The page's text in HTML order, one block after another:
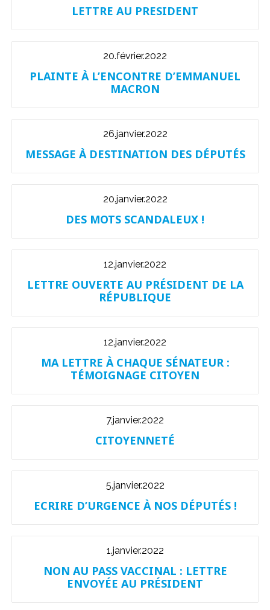
LETTRE AU PRESIDENT
20.février.2022
PLAINTE À L’ENCONTRE D’EMMANUEL
MACRON
26.janvier.2022
MESSAGE À DESTINATION DES DÉPUTÉS
20.janvier.2022
DES MOTS SCANDALEUX !
12.janvier.2022
LETTRE OUVERTE AU PRÉSIDENT DE LA
RÉPUBLIQUE
12.janvier.2022
MA LETTRE À CHAQUE SÉNATEUR :
TÉMOIGNAGE CITOYEN
7.janvier.2022
CITOYENNETÉ
5.janvier.2022
ECRIRE D’URGENCE À NOS DÉPUTÉS !
1.janvier.2022
NON AU PASS VACCINAL : LETTRE
ENVOYÉE AU PRÉSIDENT